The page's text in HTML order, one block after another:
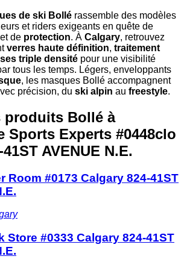
de ski Bollé rassemble des modèles
et riders exigeants en quête de
et de protection. À Calgary, retrouvez
verres haute définition, traitement
triple densité pour une visibilité
tous les temps. Légers, enveloppants
, les masques Bollé accompagnent
précision, du ski alpin au freestyle.
produits Bollé à
Sports Experts #0448clo
AVENUE N.E.
Room #0173 Calgary 824-41ST
Store #0333 Calgary 824-41ST